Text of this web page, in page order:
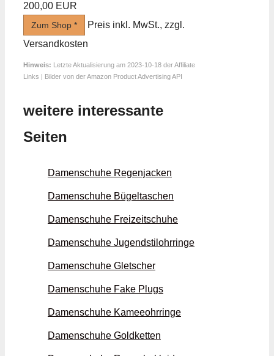
200,00 EUR
Zum Shop *
Preis inkl. MwSt., zzgl.
Versandkosten
Hinweis: Letzte Aktualisierung am 2023-10-18 der Affiliate
Links | Bilder von der Amazon Product Advertising API
weitere interessante
Seiten
Damenschuhe Regen­jacken
Damenschuhe Bügel­taschen
Damenschuhe Freizeit­schuhe
Damenschuhe Jugend­stil­ohrringe
Damenschuhe Gletscher
Damenschuhe Fake Plugs
Damenschuhe Kamee­ohrringe
Damenschuhe Gold­ketten